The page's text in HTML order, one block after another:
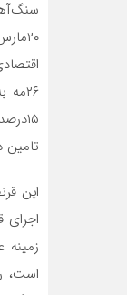
تامین
این
اجرای
زمینه
است،